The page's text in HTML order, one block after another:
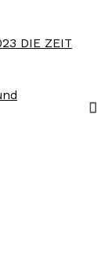
DIE ZEIT